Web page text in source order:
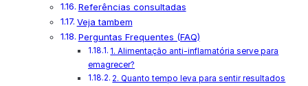
Referências consultadas
Veja tambem
Perguntas Frequentes (FAQ)
1. Alimentação anti-inflamatória serve para
emagrecer?
2. Quanto tempo leva para sentir resultados